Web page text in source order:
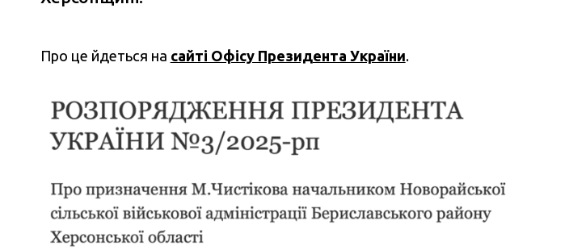
Про це йдеться на сайті Офісу Президента України.